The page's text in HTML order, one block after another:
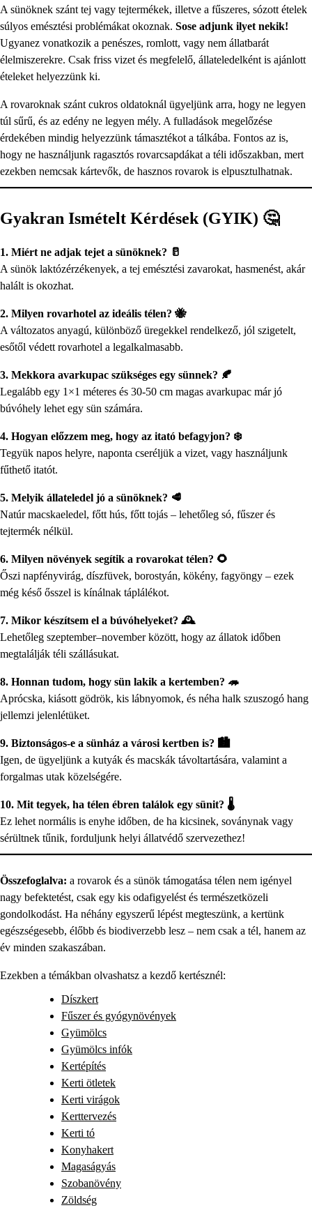
A sünöknek szánt tej vagy tejtermékek, illetve a fűszeres, sózott ételek
súlyos emésztési problémákat okoznak. Sose adjunk ilyet nekik!
Ugyanez vonatkozik a penészes, romlott, vagy nem állatbarát
élelmiszerekre. Csak friss vizet és megfelelő, állateledelként is ajánlott
ételeket helyezzünk ki.
A rovaroknak szánt cukros oldatoknál ügyeljünk arra, hogy ne legyen
túl sűrű, és az edény ne legyen mély. A fulladások megelőzése
érdekében mindig helyezzünk támasztékot a tálkába. Fontos az is,
hogy ne használjunk ragasztós rovarcsapdákat a téli időszakban, mert
ezekben nemcsak kártevők, de hasznos rovarok is elpusztulhatnak.
Gyakran Ismételt Kérdések (GYIK) 🤔
1. Miért ne adjak tejet a sünöknek? 🥛
A sünök laktózérzékenyek, a tej emésztési zavarokat, hasmenést, akár
halált is okozhat.
2. Milyen rovarhotel az ideális télen? 🐝
A változatos anyagú, különböző üregekkel rendelkező, jól szigetelt,
esőtől védett rovarhotel a legalkalmasabb.
3. Mekkora avarkupac szükséges egy sünnek? 🍂
Legalább egy 1×1 méteres és 30-50 cm magas avarkupac már jó
búvóhely lehet egy sün számára.
4. Hogyan előzzem meg, hogy az itató befagyjon? ❄️
Tegyük napos helyre, naponta cseréljük a vizet, vagy használjunk
fűthető itatót.
5. Melyik állateledel jó a sünöknek? 🥩
Natúr macskaeledel, főtt hús, főtt tojás – lehetőleg só, fűszer és
tejtermék nélkül.
6. Milyen növények segítik a rovarokat télen? 🌻
Őszi napfényvirág, díszfüvek, borostyán, kökény, fagyöngy – ezek
még késő ősszel is kínálnak táplálékot.
7. Mikor készítsem el a búvóhelyeket? 🕰️
Lehetőleg szeptember–november között, hogy az állatok időben
megtalálják téli szállásukat.
8. Honnan tudom, hogy sün lakik a kertemben? 🦔
Aprócska, kiásott gödrök, kis lábnyomok, és néha halk szuszogó hang
jellemzi jelenlétüket.
9. Biztonságos-e a sünház a városi kertben is? 🏙️
Igen, de ügyeljünk a kutyák és macskák távoltartására, valamint a
forgalmas utak közelségére.
10. Mit tegyek, ha télen ébren találok egy sünit? 🌡️
Ez lehet normális is enyhe időben, de ha kicsinek, soványnak vagy
sérültnek tűnik, forduljunk helyi állatvédő szervezethez!
Összefoglalva: a rovarok és a sünök támogatása télen nem igényel
nagy befektetést, csak egy kis odafigyelést és természetközeli
gondolkodást. Ha néhány egyszerű lépést megteszünk, a kertünk
egészségesebb, élőbb és biodiverzebb lesz – nem csak a tél, hanem az
év minden szakaszában.
Ezekben a témákban olvashatsz a kezdő kertésznél:
Díszkert
Fűszer és gyógynövények
Gyümölcs
Gyümölcs infók
Kertépítés
Kerti ötletek
Kerti virágok
Kerttervezés
Kerti tó
Konyhakert
Magaságyás
Szobanövény
Zöldség